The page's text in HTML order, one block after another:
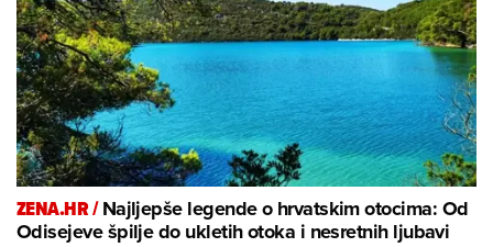
ZENA.HR /Najljepše legende o hrvatskim otocima: Od
Odisejeve špilje do ukletih otoka i nesretnih ljubavi